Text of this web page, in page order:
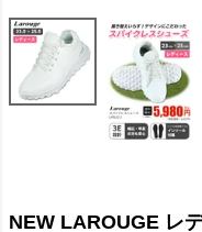
NEW LAROUGE レ